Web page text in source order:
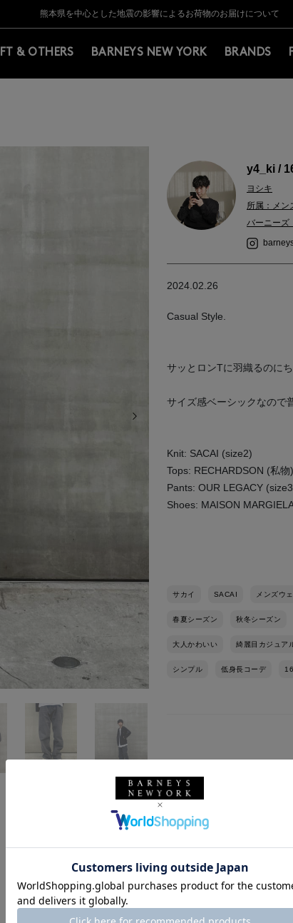
BARNEYS＞会員のお客様は11,000円（税込）以上のお買上げで常時送
【夏季休業に伴う返品・交換承り一時停止のお知らせ】（2026.8.5）
熊本県を中心とした地震の影響によるお荷物のお届けについて
【開催中】SUMMER SALEのご案内・ご注意事項
BARNEYS＞会員のお客様は11,000円（税込）以上のお買上げで常時送
【夏季休業に伴う返品・交換承り一時停止のお知らせ】（2026.8.5）
& OTHERS BARNEYS NEW YORK BRANDS
y4_ki /
ヨシキ
所属：メン
バーニー
2024.02.26
Casual Style.
サッとロンTに羽織るのに
サイズ感ベーシックなので
Knit: SACAI (size2)
Tops: RECHARDSON (私物)
Pants: OUR LEGACY
Shoes: MAISON
サカイ SACAI メンズウ
春夏シーズン 秋冬シーズン
大人かわいい 綺麗目カジュア
シンプル 低身長コーデ
このスタッフの他のスタイリン